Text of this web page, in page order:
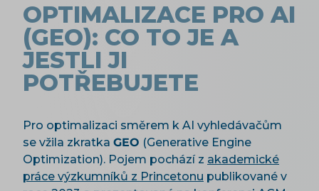
OPTIMALIZACE PRO AI
(GEO): CO TO JE A
JESTLI JI
POTŘEBUJETE
Pro optimalizaci směrem k AI vyhledávačům
se vžila zkratka GEO (Generative Engine
Optimization). Pojem pochází z akademické
práce výzkumníků z Princetonu publikované v